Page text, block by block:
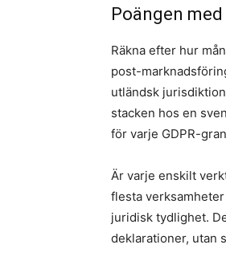
Poängen
Räkna efter hur
post-
utländsk
stacken hos en
för varje GDPR-
Är varje enskilt
flesta
juridisk tydlighet.
deklarationer, utan